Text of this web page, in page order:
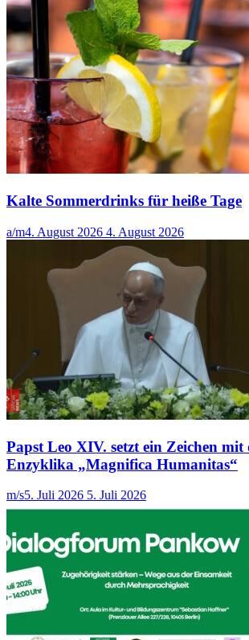
Kalte Sommerdrinks für heiße Tage
a/m4. August 2026 4. August 2026
Papst Leo XIV. setzt ein Zeichen mit
Enzyklika „Magnifica Humanitas“
m/s5. Juli 2026 5. Juli 2026